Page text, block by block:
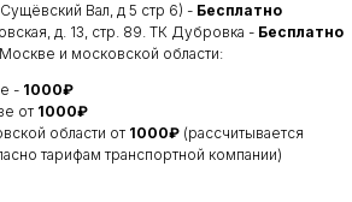
Вал, д 5 стр 6) - Бесплатно
д. 13, стр. 89. ТК Дубровка - Бесплатно
и московской области:
- 1000₽
от 1000₽
области от 1000₽ (рассчитывается
тарифам транспортной компании)